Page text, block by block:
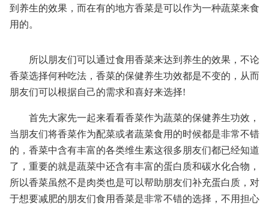
到养生的效果，而在有的地方香菜是可以作为一种蔬菜来食
用的。
所以朋友们可以通过食用香菜来达到养生的效果，不论
香菜选择何种吃法，香菜的保健养生功效都是不变的，从而
朋友们可以根据自己的需求和喜好来选择!
首先大家先一起来看看香菜作为蔬菜的保健养生功效，
当朋友们将香菜作为配菜或者蔬菜食用的时候都是非常不错
的，香菜中含有丰富的各类维生素这很多朋友们都已经知道
了，重要的就是蔬菜中还含有丰富的蛋白质和碳水化合物，
所以香菜虽然不是肉类也是可以帮助朋友们补充蛋白质，对
于想要减肥的朋友们食用香菜是非常不错的选择，不用担心